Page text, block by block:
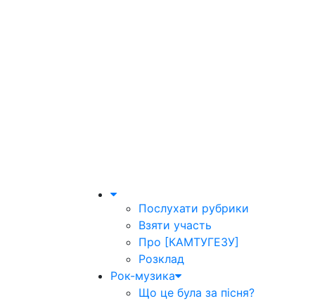
Послухати рубрики
Взяти участь
Про [КАМТУГЕЗУ]
Розклад
Рок-музика
Що це була за пісня?